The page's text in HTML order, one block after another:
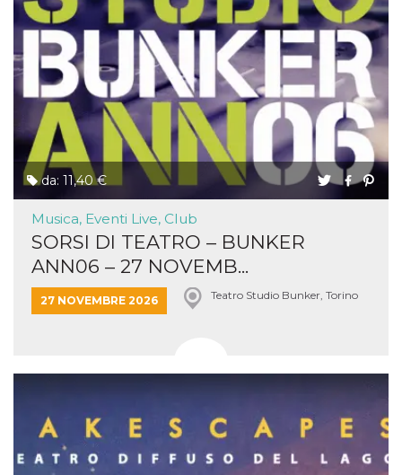
da: 11,40 €
Musica, Eventi Live, Club
SORSI DI TEATRO – BUNKER
ANN06 – 27 NOVEMB...
27 NOVEMBRE 2026 Teatro Studio Bunker, Torino